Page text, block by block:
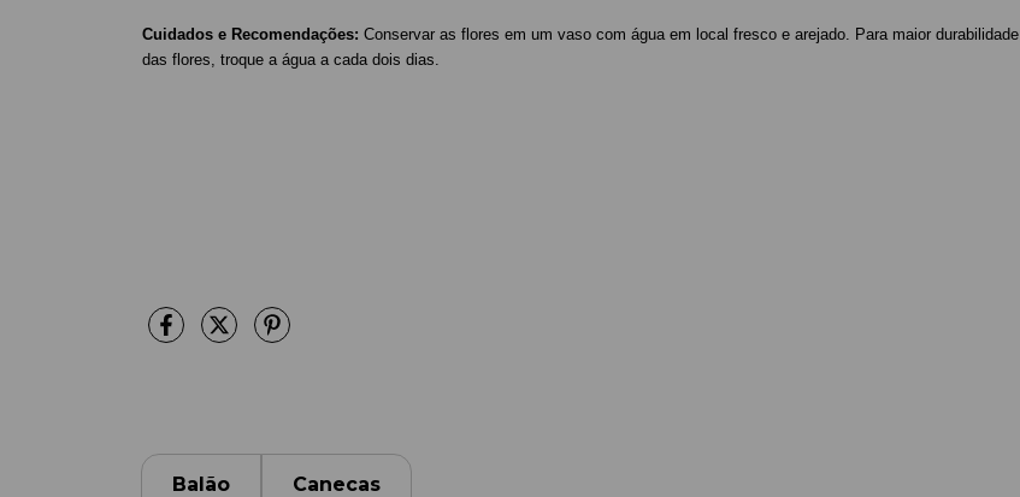
Cuidados e Recomendações: Conservar as flores em um vaso com água em local fresco e arejado. Para maior durabilidade
das flores, troque a água a cada dois dias.
Balão Canecas